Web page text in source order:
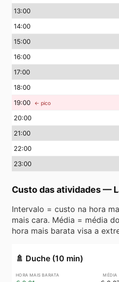
13:00
14:00
15:00
16:00
17:00
18:00
19:00 ← pico
20:00
21:00
22:00
23:00
Custo das atividades—
Intervalo = custo na hora
mais cara. Média = média
hora mais barata visa a
🚿 Duche (10 min)